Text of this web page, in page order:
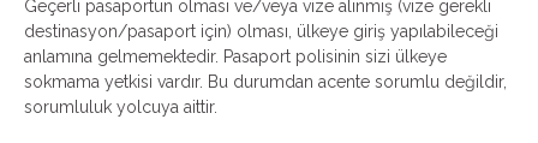
Geçerli pasaportun olması ve/veya vize alınmış (vize gerekli
destinasyon/pasaport için) olması, ülkeye giriş yapılabileceği
anlamına gelmemektedir. Pasaport polisinin sizi ülkeye
sokmama yetkisi vardır. Bu durumdan acente sorumlu değildir,
sorumluluk yolcuya aittir.